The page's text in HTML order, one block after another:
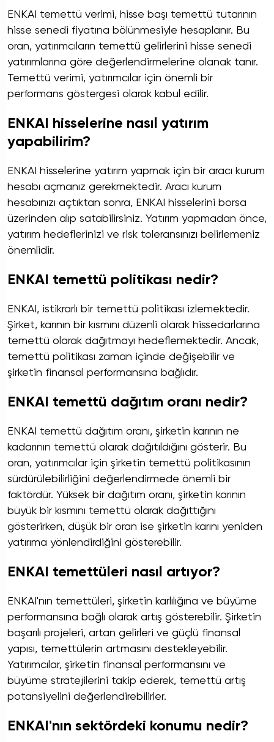
ENKAI temettü verimi, hisse başı temettü tutarının
hisse senedi fiyatına bölünmesiyle hesaplanır. Bu
oran, yatırımcıların temettü gelirlerini hisse senedi
yatırımlarına göre değerlendirmelerine olanak tanır.
Temettü verimi, yatırımcılar için önemli bir
performans göstergesi olarak kabul edilir.
ENKAI hisselerine nasıl yatırım
yapabilirim?
ENKAI hisselerine yatırım yapmak için bir aracı kurum
hesabı açmanız gerekmektedir. Aracı kurum
hesabınızı açtıktan sonra, ENKAI hisselerini borsa
üzerinden alıp satabilirsiniz. Yatırım yapmadan önce,
yatırım hedeflerinizi ve risk toleransınızı belirlemeniz
önemlidir.
ENKAI temettü politikası nedir?
ENKAI, istikrarlı bir temettü politikası izlemektedir.
Şirket, karının bir kısmını düzenli olarak hissedarlarına
temettü olarak dağıtmayı hedeflemektedir. Ancak,
temettü politikası zaman içinde değişebilir ve
şirketin finansal performansına bağlıdır.
ENKAI temettü dağıtım oranı nedir?
ENKAI temettü dağıtım oranı, şirketin karının ne
kadarının temettü olarak dağıtıldığını gösterir. Bu
oran, yatırımcılar için şirketin temettü politikasının
sürdürülebilirliğini değerlendirmede önemli bir
faktördür. Yüksek bir dağıtım oranı, şirketin karının
büyük bir kısmını temettü olarak dağıttığını
gösterirken, düşük bir oran ise şirketin karını yeniden
yatırıma yönlendirdiğini gösterebilir.
ENKAI temettüleri nasıl artıyor?
ENKAI'nın temettüleri, şirketin karlılığına ve büyüme
performansına bağlı olarak artış gösterebilir. Şirketin
başarılı projeleri, artan gelirleri ve güçlü finansal
yapısı, temettülerin artmasını destekleyebilir.
Yatırımcılar, şirketin finansal performansını ve
büyüme stratejilerini takip ederek, temettü artış
potansiyelini değerlendirebilirler.
ENKAI'nın sektördeki konumu nedir?